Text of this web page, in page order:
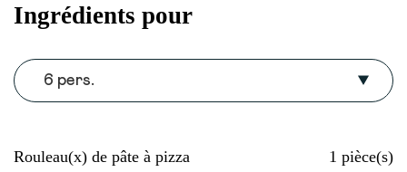
Ingrédients pour
6 pers.
Rouleau(x) de pâte à pizza 1 pièce(s)